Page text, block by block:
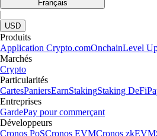
Français
|
USD
Produits
Application Crypto.comOnchainLevel
Marchés
Crypto
Particularités
CartesPaniersEarnStakingStaking DeFi
Entreprises
GardePay pour commerçant
Développeurs
Cronos PoSCronos EVMCronos zkEVM